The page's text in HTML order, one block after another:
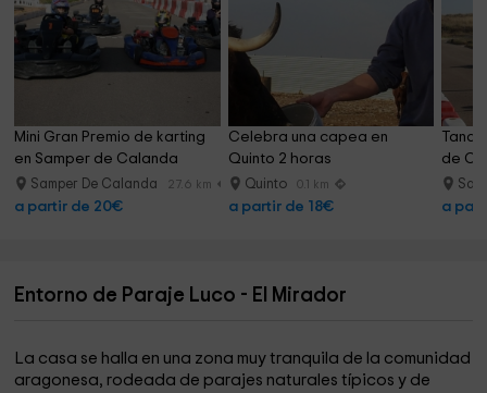
Mini Gran Premio de karting
en Samper de Calanda
Samper De Calanda 27.6 km
a partir de 20€
Celebra una capea en
Quinto 2 horas
Quinto 0.1 km
a partir de 18€
de
a
Entorno de Paraje Luco - El Mirador
La casa se halla en una zona muy tranquila de la comunidad
aragonesa, rodeada de parajes naturales típicos y de